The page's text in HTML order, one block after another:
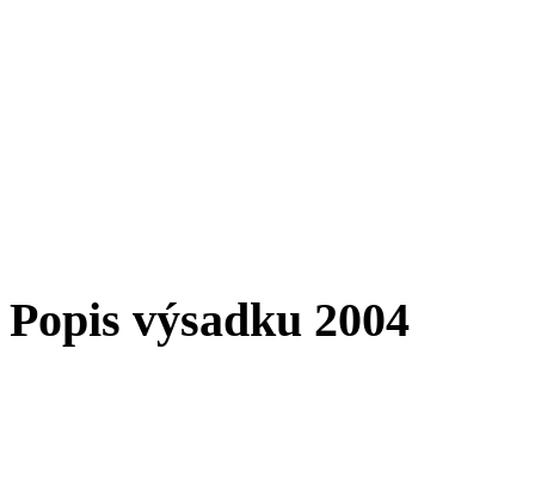
Popis výsadku 2004